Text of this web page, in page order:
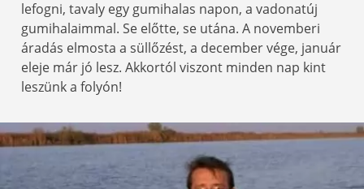
lefogni, tavaly egy gumihalas napon, a vadonatúj
gumihalaimmal. Se előtte, se utána. A novemberi
áradás elmosta a süllőzést, a december vége, január
eleje már jó lesz. Akkortól viszont minden nap kint
leszünk a folyón!